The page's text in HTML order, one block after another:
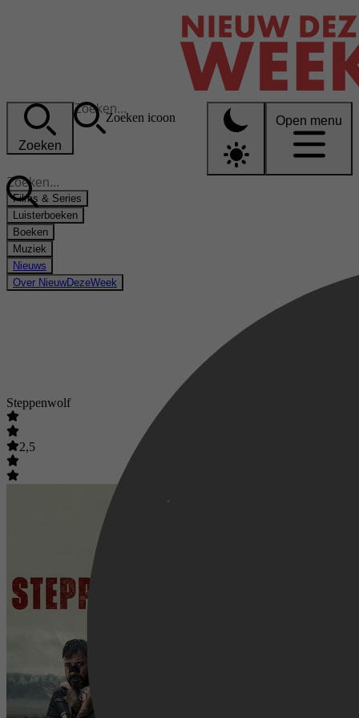
Zoeken
Zoeken icoon Open menu
Films & Series
Luisterboeken
Boeken
Muziek
Nieuws
Over NieuwDezeWeek
Steppenwolf
2,5